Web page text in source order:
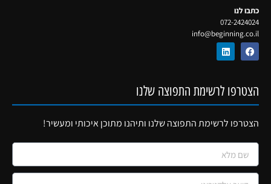
כתבו לנו
072-2424024
info@beginning.co.il
הצטרפו לרשימת התפוצה שלנו
הצטרפו לרשימת התפוצה שלנו ותיהנו מתוכן איכותי ומעשיר!